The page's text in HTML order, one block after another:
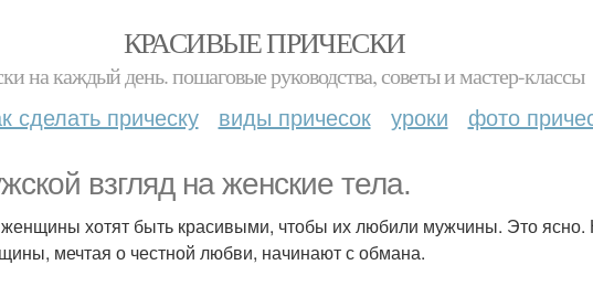
КРАСИВЫЕ ПРИЧЕСКИ
на каждый день. пошаговые руководства, советы и мастер-классы
сделать прическу виды причесок уроки фото
взгляд на женские тела.
хотят быть красивыми, чтобы их любили мужчины. Это ясно.
мечтая о честной любви, начинают с обмана.